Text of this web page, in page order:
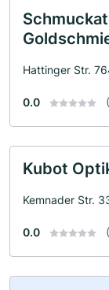
Hattinger Str.
0.0
Kubot
Kemnader Str.
0.0